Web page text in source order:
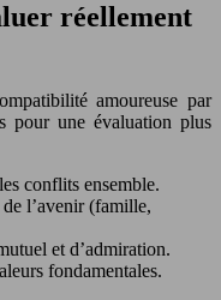
réellement
amoureuse par
pour une évaluation plus
conflits ensemble.
l’avenir (famille,
et d’admiration.
fondamentales.